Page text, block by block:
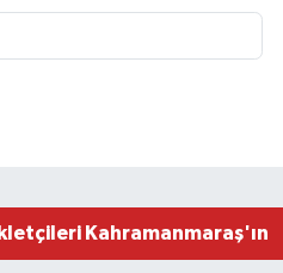
Kahramanmaraşlı
Kahramanmaraş'ın
Tacirlerine Eş Zamanlı